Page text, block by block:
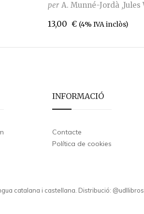
per A. Munné-Jordà Jules
13,00 € (4% IVA inclòs)
INFORMACIÓ
Contacte
Política de cookies
catalana i castellana. Distribució: